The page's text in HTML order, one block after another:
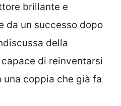
brillante e
da un successo dopo
della
di reinventarsi
una coppia che già fa